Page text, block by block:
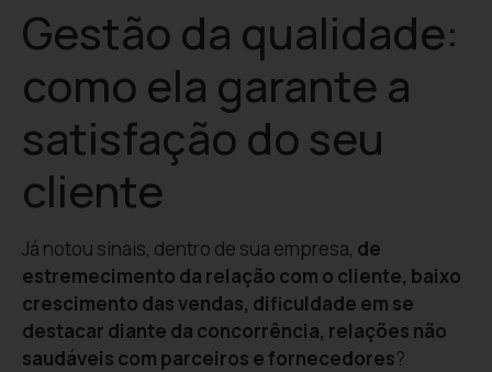
Gestão da qualidade:
como ela garante a
satisfação do seu
cliente
Já notou sinais, dentro de sua empresa, de
estremecimento da relação com o cliente, baixo
crescimento das vendas, dificuldade em se
destacar diante da concorrência, relações não
saudáveis com parceiros e fornecedores?